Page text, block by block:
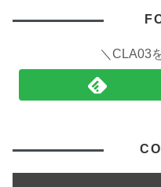
＼CLA03